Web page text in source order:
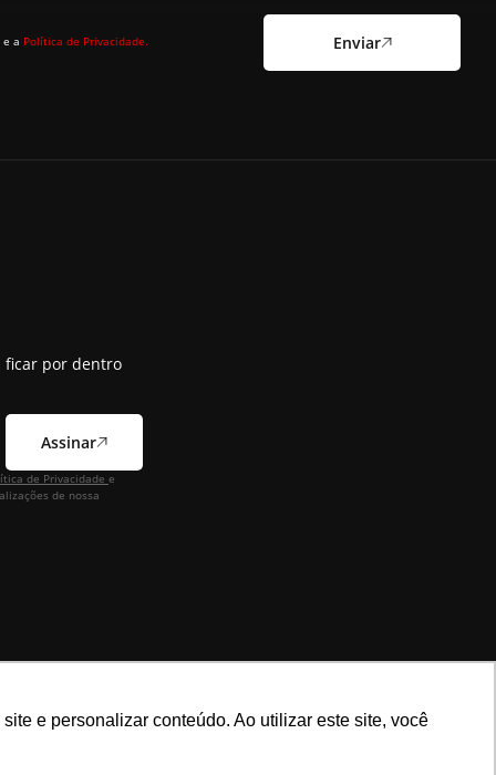
e personalizar conteúdo. Ao utilizar este site, você
e a Política de Privacidade. Enviar
ficar por dentro
Assinar
de Privacidade e
de nossa